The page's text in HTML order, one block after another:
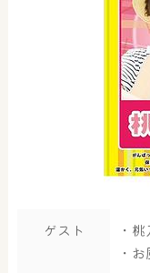
ゲスト
・
・